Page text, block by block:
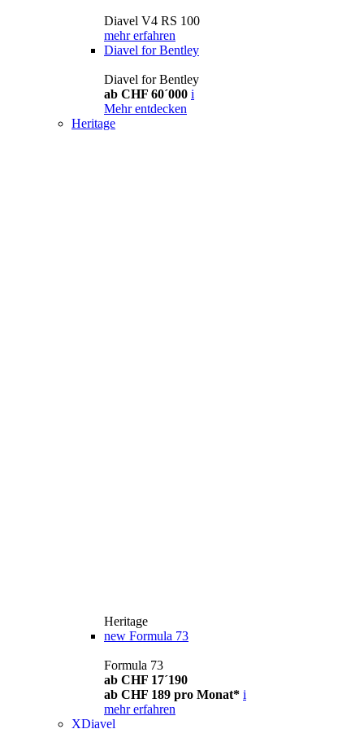
Diavel V4 RS 100
mehr erfahren
Diavel for Bentley
Diavel for Bentley
ab CHF 60´000 i
Mehr entdecken
Heritage
Heritage
new Formula 73
Formula 73
ab CHF 17´190
ab CHF 189 pro Monat* i
mehr erfahren
XDiavel